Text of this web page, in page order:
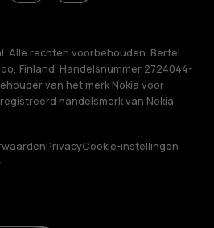
Alle rechten voorbehouden. Bertel
Finland. Handelsnummer 2724044-
van het merk Nokia voor
handelsmerk van Nokia
PrivacyCookie-instellingen